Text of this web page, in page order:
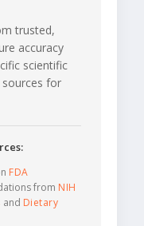
trusted,
accuracy
scientific
for
FDA
from NIH
and Dietary